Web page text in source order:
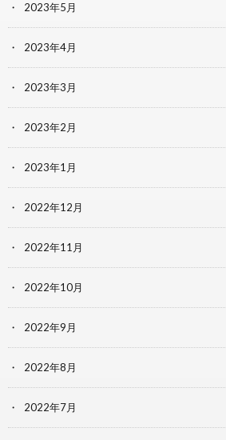
2023年5月
2023年4月
2023年3月
2023年2月
2023年1月
2022年12月
2022年11月
2022年10月
2022年9月
2022年8月
2022年7月